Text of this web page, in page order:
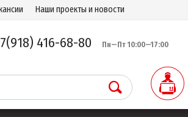
Наши проекты и новости
416-68-80 Пн—Пт 10:00—17:00